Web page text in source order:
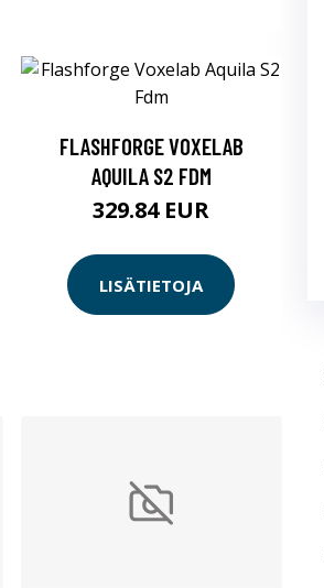
FLASHFORGE VOXELAB
AQUILA S2 FDM
329.84 EUR
LISÄTIETOJA